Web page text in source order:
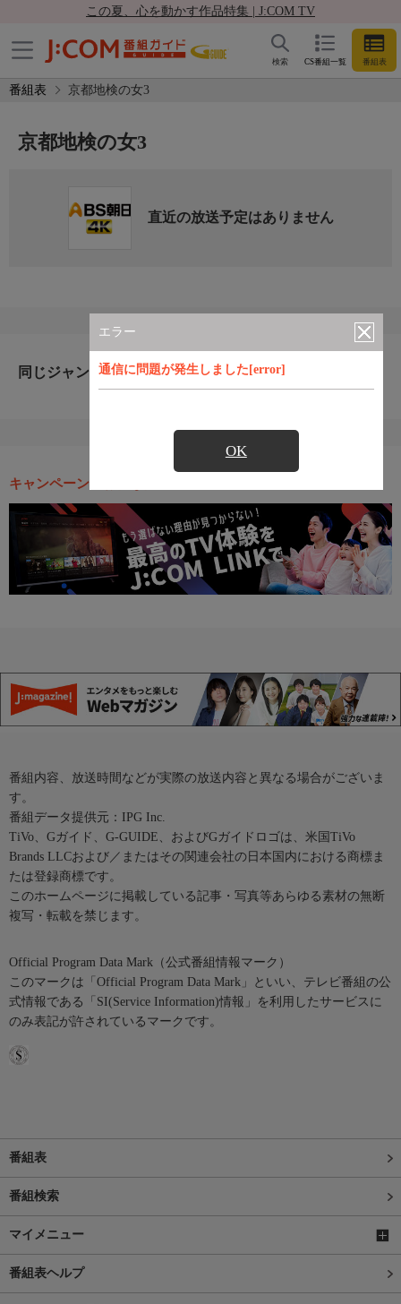
この夏、心を動かす作品特集 | J:COM TV
CS番組一覧 番組表
検索
番組表 京都地検の女3
エラー
通信に問題が発生しました[error]
OK
京都地検の女3
直近の放送予定はありません
同じジャンルのおすすめ番組
キャンペーン・お得な情報
番組内容、放送時間などが実際の放送内容と異なる場合がございま
す。
番組データ提供元：IPG Inc.
TiVo、Gガイド、G-GUIDE、およびGガイドロゴは、米国TiVo
Brands LLCおよび／またはその関連会社の日本国内における商標ま
たは登録商標です。
このホームページに掲載している記事・写真等あらゆる素材の無断
複写・転載を禁じます。
Official Program Data Mark（公式番組情報マーク）
このマークは「Official Program Data Mark」といい、テレビ番組の公
式情報である「SI(Service Information)情報」を利用したサービスに
のみ表記が許されているマークです。
番組表
番組検索
マイメニュー
番組表ヘルプ